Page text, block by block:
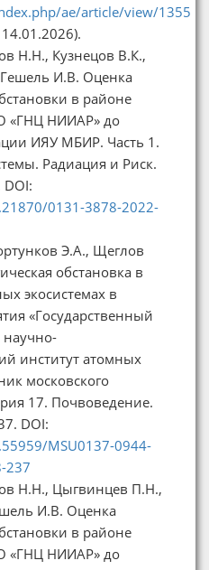
ae/article/view/1355
Н.Н., Кузнецов В.К.,
И.В. Оценка
в районе
«ГНЦ НИИАР» до
ИЯУ МБИР. Часть 1.
Радиация и Риск.
0131-3878-2022-
Э.А., Щеглов
обстановка в
экосистемах в
«Государственный
институт атомных
московского
17. Почвоведение.
DOI:
MSU0137-0944-
237
Н.Н., Цыгвинцев П.Н.,
И.В. Оценка
в районе
«ГНЦ НИИАР» до